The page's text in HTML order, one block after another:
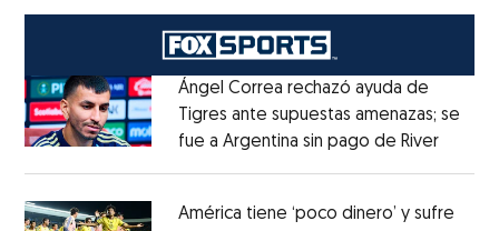
Ángel Correa rechazó ayuda de
Tigres ante supuestas amenazas; se
fue a Argentina sin pago de RiverOpens
América tiene ‘poco dinero’ y sufre